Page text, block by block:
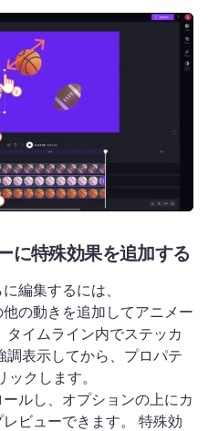
に特殊効果を追加する
編集するには、
他の動きを追加してアニメー
タイムライン内でステッカ
調表示してから、プロパテ
ックします。
ールし、オプションの上にカ
ビューできます。 特殊効